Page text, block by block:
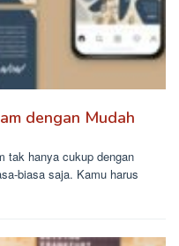
dengan Mudah
tak hanya cukup dengan
biasa saja. Kamu harus